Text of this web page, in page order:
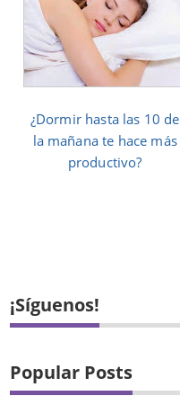
¿Dormir hasta las 10 de
la mañana te hace más
productivo?
¡Síguenos!
Popular Posts